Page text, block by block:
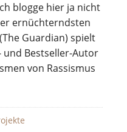
blogge hier ja nicht
ernüchterndsten
Guardian) spielt
Bestseller-Autor
von Rassismus